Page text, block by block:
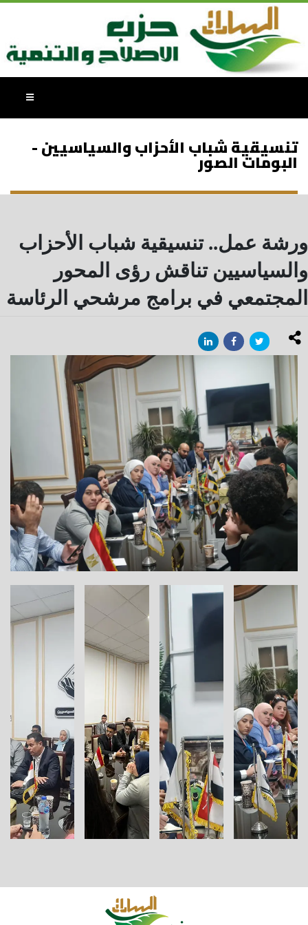
تنسيقية شباب الأحزاب والسياسيين -
البومات الصور
ورشة عمل.. تنسيقية شباب الأحزاب
والسياسيين تناقش رؤى المحور
المجتمعي في برامج مرشحي الرئاسة